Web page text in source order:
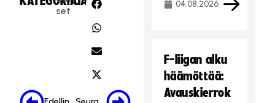
i
set
04.08.2026
F-liigan alku
häämöttää:
Avauskierrok